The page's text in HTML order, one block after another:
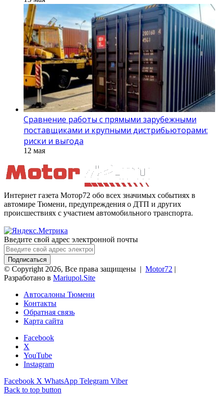
Сравнение работы с прямыми зарубежными
поставщиками и крупными дистрибьюторами:
риски и выгода
12 мая
Интернет газета Мотор72 обо всех значимых событиях в
автомире Тюмени, предупреждения о ДТП и других
происшествиях с участием автомобильного транспорта.
Введите свой адрес электронной почты
© Copyright 2026, Все права защищены | Motor72 |
Разработано в Mariupol.Site
Автосалоны Тюмени
Контакты
Обратная связь
Карта сайта
Facebook
X
YouTube
Instagram
Facebook X WhatsApp Telegram Viber
Back to top button